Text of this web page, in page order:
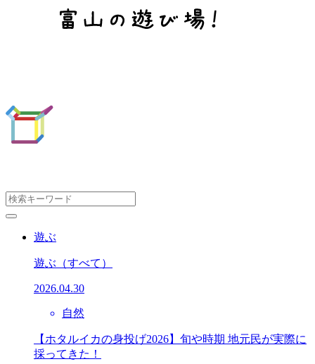
遊ぶ
遊ぶ （すべて）
2026.04.30
自然
【ホタルイカの身投げ2026】旬や時期 地元民が実際に
採ってきた！